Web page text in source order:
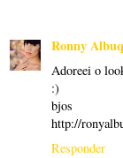
Ronny
Adoreei o
:)
bjos
http://
Responder